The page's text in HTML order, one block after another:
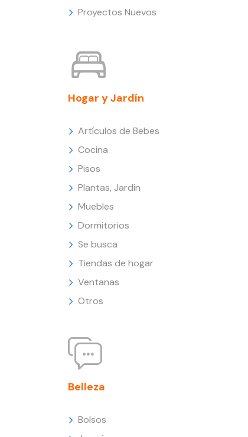
Proyectos Nuevos
Hogar y Jardín
Artículos de Bebes
Cocina
Pisos
Plantas, Jardín
Muebles
Dormitorios
Se busca
Tiendas de hogar
Ventanas
Otros
Belleza
Bolsos